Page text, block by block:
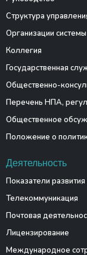
Структура
Организации
Коллегия
Государственная
Общественно-
Перечень НПА,
Общественное
Положение о
Деятельность
Показатели развития
Телекоммуникация
Почтовая
Лицензирование
Международное